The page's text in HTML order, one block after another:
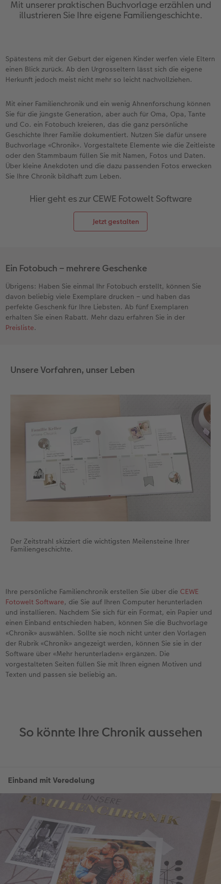
Personalisierter Schuber
Einband mit Leder und Leinen
Erste Schritte
Bestellwege
Webinare
Kundenbeispiele
Kundengeschichten
Coffeetable Book «Art Collection»
Nature Prints
Fotosticker
Sofortfotos
Passfotos
Zubehör
Photo Streetmap Poster
Acrylglas
Alu Dibond
Foto auf Holz
Gallery Print
Hartschaum
Mehrteiler
Wandgestaltung
Weitere Anlässe
Postkarten
Einzelkarten im Direktversand
Spiele
Faber-Castell
Art Prints
Foto-Geschenkbox
Geschenkidee
CEWE Geschenkgutschein
Foto-Leckerlidose
Neuheiten
Silikonhüllen
Holzhülle
Handykette
Mit Design
Wandkalender mit Design
Wandkalender A3
Tischkalender Quadratisch
Zubehör
Sofortgrusskarten
Mehrteilige Sofortfotos
Biometrische Passfotos
Filiale finden
Zum Geburtstag
Fotogeschenke zum Osterfest
für Brautpaare
für den JGA
Hochzeit
Kundengeschichten
App
Mit unserer praktischen Buchvorlage erzählen und
illustrieren Sie Ihre eigene Familiengeschichte.
Spätestens mit der Geburt der eigenen Kinder werfen viele Eltern
einen Blick zurück. Ab den Urgrosseltern lässt sich die eigene
Herkunft jedoch meist nicht mehr so leicht nachvollziehen.
Mit einer Familienchronik und ein wenig Ahnenforschung können
Sie für die jüngste Generation, aber auch für Oma, Opa, Tante
und Co. ein Fotobuch kreieren, das die ganz persönliche
Geschichte Ihrer Familie dokumentiert. Nutzen Sie dafür unsere
Buchvorlage «Chronik». Vorgestaltete Elemente wie die Zeitleiste
oder den Stammbaum füllen Sie mit Namen, Fotos und Daten.
Über kleine Anekdoten und die dazu passenden Fotos erwecken
Sie Ihre Chronik bildhaft zum Leben.
Hier geht es zur CEWE Fotowelt Software
Jetzt gestalten
Ein Fotobuch – mehrere Geschenke
Übrigens: Haben Sie einmal Ihr Fotobuch erstellt, können Sie
davon beliebig viele Exemplare drucken – und haben das
perfekte Geschenk für Ihre Liebsten. Ab fünf Exemplaren
erhalten Sie einen Rabatt. Mehr dazu erfahren Sie in der
Preisliste.
Unsere Vorfahren, unser Leben
Der Zeitstrahl skizziert die wichtigsten Meilensteine Ihrer
Familiengeschichte.
Ihre persönliche Familienchronik erstellen Sie über die CEWE
Fotowelt Software, die Sie auf Ihren Computer herunterladen
und installieren. Nachdem Sie sich für ein Format, ein Papier und
einen Einband entschieden haben, können Sie die Buchvorlage
«Chronik» auswählen. Sollte sie noch nicht unter den Vorlagen
der Rubrik «Chronik» angezeigt werden, können Sie sie in der
Software über «Mehr herunterladen» ergänzen. Die
vorgestalteten Seiten füllen Sie mit Ihren eignen Motiven und
Texten und passen sie beliebig an.
So könnte Ihre Chronik aussehen